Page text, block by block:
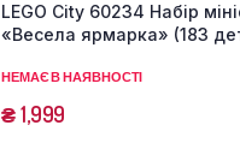
LEGO City 60234 Набір
«Весела ярмарка» (183
НЕМАЄ В НАЯВНОСТІ
₴1,999